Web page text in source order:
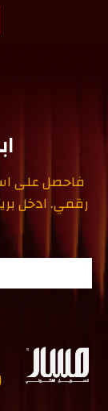
فاحصل على